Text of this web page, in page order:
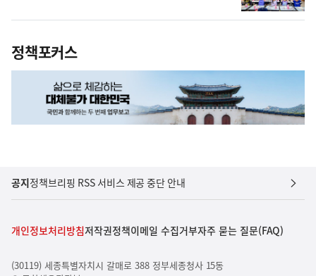
정책포커스
공지정책브리핑 RSS 서비스 제공 중단 안내
개인정보처리방침저작권정책이메일 수집거부자주 묻는 질문(FAQ)
(30119) 세종특별자치시 갈매로 388 정부세종청사 15동